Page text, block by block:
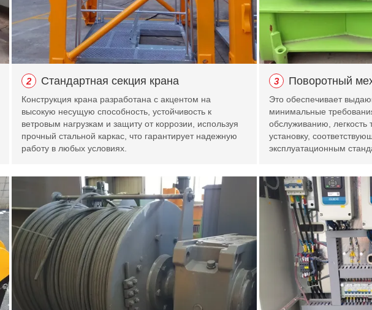
2 Стандартная секция крана
Конструкция крана разработана с акцентом на
высокую несущую способность, устойчивость к
ветровым нагрузкам и защиту от коррозии, используя
прочный стальной каркас, что гарантирует надежную
работу в любых условиях.
3 Поворотный
Это обеспечивает
минимальные
обслуживанию, легкость
установку,
эксплуатационным